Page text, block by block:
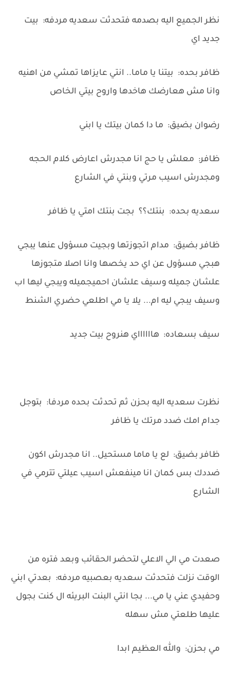
نظر الجميع اليه بصدمه فتحدثت سعديه مردفه: بيت
جديد اي
ظافر بحده: بيتنا يا ماما.. انتي عايزاها تمشي من اهنيه
وانا مش هعارضك هاخدها واروح بيتي الخاص
رضوان بضيق: ما دا كمان بيتك يا ابني
ظافر: معلش يا حج انا مجدرش اعارض كلام الحجه
ومجدرش اسيب مرتي وبنتي في الشارع
سعديه بحده: بنتك؟؟ بجت بنتك امتي يا ظافر
ظافر بضيق: مدام اتجوزتها وبجيت مسؤول عنها يبجي
هبجي مسؤول عن اي حد يخصها وانا اصلا متجوزها
علشان جميله وسيف علشان احميجميله ويبجي ليها اب
وسيف يبجي ليه ام... يلا يا مي اطلعي حضري الشنط
سيف بسعاده: هااااااي هنروح بيت جديد
نظرت سعديه اليه بحزن ثم تحدثت بحده مردفا: بتوجل
جدام امك ضدد مرتك يا ظافر
ظافر بضيق: لع يا ماما مستحيل.. انا مجدرش اكون
ضددك بس كمان انا مينفعش اسيب عيلتي تترمي في
الشارع
صعدت مي الي الاعلي لتحضر الحقائب وبعد فتره من
الوقت نزلت فتحدثت سعديه بعصبيه مردفه: بعدتي ابني
وحفيدي عني يا مي... بجا انتي البنت البريئه ال كنت بجول
عليها طلعتي مش سهله
مي بحزن: والله العظيم ابدا